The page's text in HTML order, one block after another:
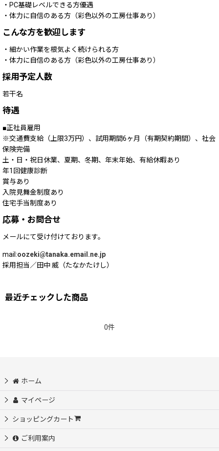
・PC基礎レベルできる方優遇
・体力に自信のある方（彩色以外の工房仕事あり）
こんな方を歓迎します
・細かい作業を根気よく続けられる方
・体力に自信のある方（彩色以外の工房仕事あり）
採用予定人数
若干名
待遇
正社員雇用
※交通費支給（上限3万円）、試用期間6ヶ月（有期契約期間）、社会
保険完備
土・日・祝日休業、夏期、冬期、年末年始、有給休暇あり
年1回健康診断
賞与あり
入院見舞金制度あり
住宅手当制度あり
応募・お問合せ
メールにて受け付けております。
mail:oozeki@tanaka.email.ne.jp
採用担当／田中 威（たなかたけし）
最近チェックした商品
0件
ホーム
マイページ
ショッピングカート
ご利用案内